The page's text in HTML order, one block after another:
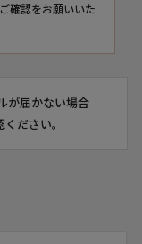
確認をお願いいた
が届かない場合
ださい。